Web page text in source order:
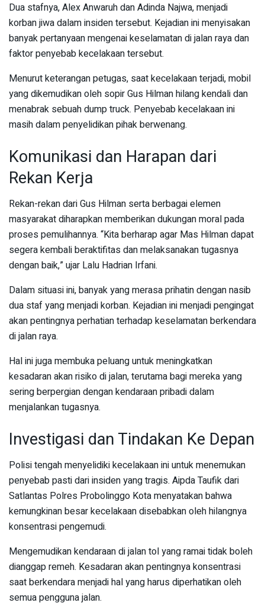
Dua stafnya, Alex Anwaruh dan Adinda Najwa, menjadi
korban jiwa dalam insiden tersebut. Kejadian ini menyisakan
banyak pertanyaan mengenai keselamatan di jalan raya dan
faktor penyebab kecelakaan tersebut.
Menurut keterangan petugas, saat kecelakaan terjadi, mobil
yang dikemudikan oleh sopir Gus Hilman hilang kendali dan
menabrak sebuah dump truck. Penyebab kecelakaan ini
masih dalam penyelidikan pihak berwenang.
Komunikasi dan Harapan dari
Rekan Kerja
Rekan-rekan dari Gus Hilman serta berbagai elemen
masyarakat diharapkan memberikan dukungan moral pada
proses pemulihannya. “Kita berharap agar Mas Hilman dapat
segera kembali beraktifitas dan melaksanakan tugasnya
dengan baik,” ujar Lalu Hadrian Irfani.
Dalam situasi ini, banyak yang merasa prihatin dengan nasib
dua staf yang menjadi korban. Kejadian ini menjadi pengingat
akan pentingnya perhatian terhadap keselamatan berkendara
di jalan raya.
Hal ini juga membuka peluang untuk meningkatkan
kesadaran akan risiko di jalan, terutama bagi mereka yang
sering berpergian dengan kendaraan pribadi dalam
menjalankan tugasnya.
Investigasi dan Tindakan Ke Depan
Polisi tengah menyelidiki kecelakaan ini untuk menemukan
penyebab pasti dari insiden yang tragis. Aipda Taufik dari
Satlantas Polres Probolinggo Kota menyatakan bahwa
kemungkinan besar kecelakaan disebabkan oleh hilangnya
konsentrasi pengemudi.
Mengemudikan kendaraan di jalan tol yang ramai tidak boleh
dianggap remeh. Kesadaran akan pentingnya konsentrasi
saat berkendara menjadi hal yang harus diperhatikan oleh
semua pengguna jalan.